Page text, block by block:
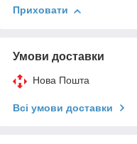
Приховати
Умови доставки
Нова Пошта
Всі умови доставки